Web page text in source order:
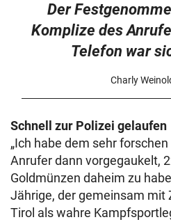
Der
Komplize des
Telefon war
Charly
Schnell zur Polizei gelaufen
„Ich habe dem sehr
Anrufer dann vorgegaukelt,
Goldmünzen daheim zu
Jährige, der gemeinsam mit
Tirol als wahre